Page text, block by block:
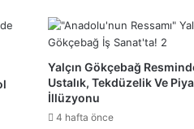
Yalçın Gökçebağ
Ustalık, Tekdüzelik Ve
İllüzyonu
4 hafta önce